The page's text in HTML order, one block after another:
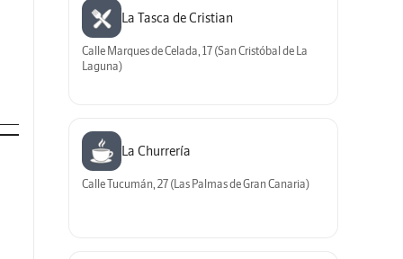
La Tasca de Cristian
Calle Marques de Celada, 17 (San Cristóbal de La
Laguna)
La Churrería
Calle Tucumán, 27 (Las Palmas de Gran Canaria)